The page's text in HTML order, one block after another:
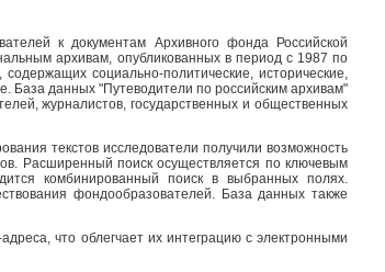
к документам Архивного фонда Российской
архивам, опубликованных в период с 1987 по
социально-политические, исторические,
База данных "Путеводители по российским архивам"
журналистов, государственных и общественных
текстов исследователи получили возможность
Расширенный поиск осуществляется по ключевым
комбинированный поиск в выбранных полях.
фондообразователей. База данных также
что облегчает их интеграцию с электронными